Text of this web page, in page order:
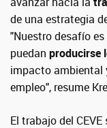
de una estrategia
"Nuestro desafío
puedan producirse
impacto ambiental
empleo", resume
El trabajo del